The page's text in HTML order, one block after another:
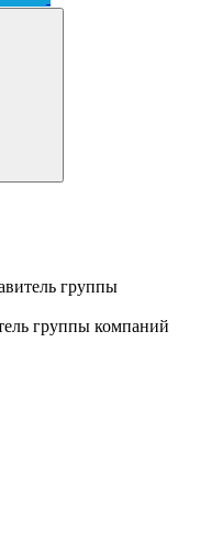
группы компаний